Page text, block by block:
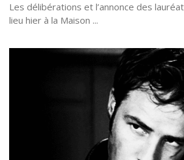
Les délibérations et l’annonce des
lieu hier à la Maison ...